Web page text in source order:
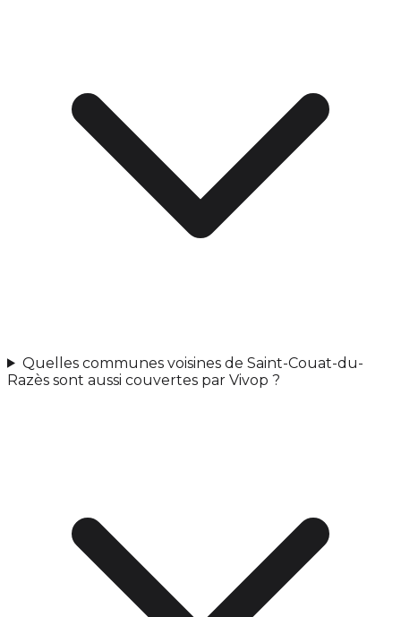
Quelles communes voisines de Saint-Couat-du-
Razès sont aussi couvertes par Vivop ?